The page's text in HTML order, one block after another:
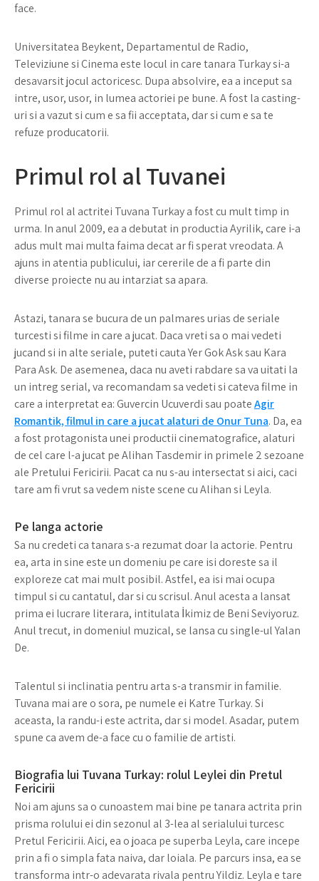
face.
Universitatea Beykent, Departamentul de Radio,
Televiziune si Cinema este locul in care tanara Turkay si-a
desavarsit jocul actoricesc. Dupa absolvire, ea a inceput sa
intre, usor, usor, in lumea actoriei pe bune. A fost la casting-
uri si a vazut si cum e sa fii acceptata, dar si cum e sa te
refuze producatorii.
Primul rol al Tuvanei
Primul rol al actritei Tuvana Turkay a fost cu mult timp in
urma. In anul 2009, ea a debutat in productia Ayrilik, care i-a
adus mult mai multa faima decat ar fi sperat vreodata. A
ajuns in atentia publicului, iar cererile de a fi parte din
diverse proiecte nu au intarziat sa apara.
Astazi, tanara se bucura de un palmares urias de seriale
turcesti si filme in care a jucat. Daca vreti sa o mai vedeti
jucand si in alte seriale, puteti cauta Yer Gok Ask sau Kara
Para Ask. De asemenea, daca nu aveti rabdare sa va uitati la
un intreg serial, va recomandam sa vedeti si cateva filme in
care a interpretat ea: Guvercin Ucuverdi sau poateAgir
Romantik, filmul in care a jucat alaturi de Onur Tuna. Da, ea
a fost protagonista unei productii cinematografice, alaturi
de cel care l-a jucat pe Alihan Tasdemir in primele 2 sezoane
ale Pretului Fericirii. Pacat ca nu s-au intersectat si aici, caci
tare am fi vrut sa vedem niste scene cu Alihan si Leyla.
Pe langa actorie
Sa nu credeti ca tanara s-a rezumat doar la actorie. Pentru
ea, arta in sine este un domeniu pe care isi doreste sa il
exploreze cat mai mult posibil. Astfel, ea isi mai ocupa
timpul si cu cantatul, dar si cu scrisul. Anul acesta a lansat
prima ei lucrare literara, intitulata İkimiz de Beni Seviyoruz.
Anul trecut, in domeniul muzical, se lansa cu single-ul Yalan
De.
Talentul si inclinatia pentru arta s-a transmir in familie.
Tuvana mai are o sora, pe numele ei Katre Turkay. Si
aceasta, la randu-i este actrita, dar si model. Asadar, putem
spune ca avem de-a face cu o familie de artisti.
Biografia lui Tuvana Turkay: rolul Leylei din Pretul
Fericirii
Noi am ajuns sa o cunoastem mai bine pe tanara actrita prin
prisma rolului ei din sezonul al 3-lea al serialului turcesc
Pretul Fericirii. Aici, ea o joaca pe superba Leyla, care incepe
prin a fi o simpla fata naiva, dar loiala. Pe parcurs insa, ea se
transforma intr-o adevarata rivala pentru Yildiz. Leyla e tare